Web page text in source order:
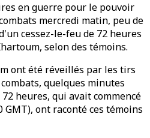
en guerre pour le pouvoir
mercredi matin, peu de
cessez-le-feu de 72 heures
selon des témoins.
ont été réveillés par les tirs
quelques minutes
heures, qui avait commencé
GMT), ont raconté ces témoins